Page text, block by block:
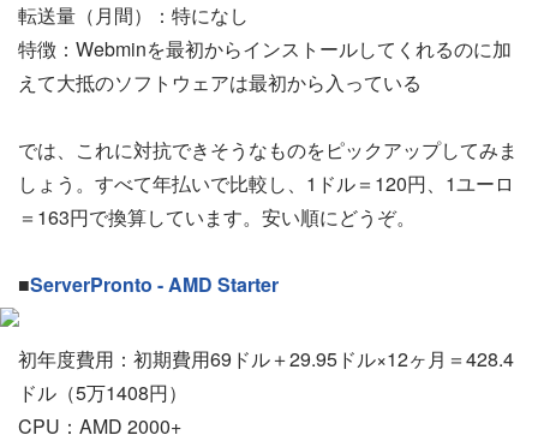
転送量（月間）：特になし
特徴：Webminを最初からインストールしてくれるのに加
えて大抵のソフトウェアは最初から入っている
では、これに対抗できそうなものをピックアップしてみま
しょう。すべて年払いで比較し、1ドル＝120円、1ユーロ
＝163円で換算しています。安い順にどうぞ。
■ServerPronto - AMD Starter
初年度費用：初期費用69ドル＋29.95ドル×12ヶ月＝428.4
ドル（5万1408円）
CPU：AMD 2000+